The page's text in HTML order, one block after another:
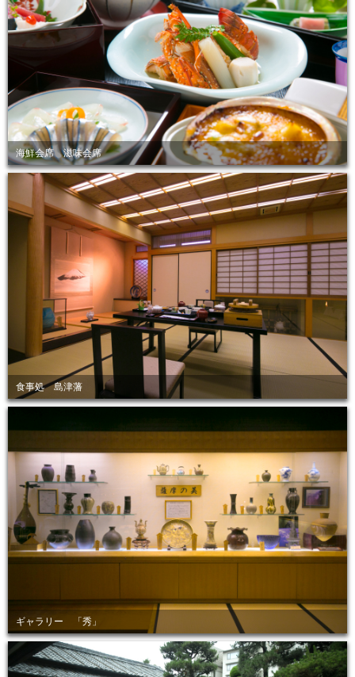
海鮮会席 滋味会席
食事処 島津藩
ギャラリー 「秀」